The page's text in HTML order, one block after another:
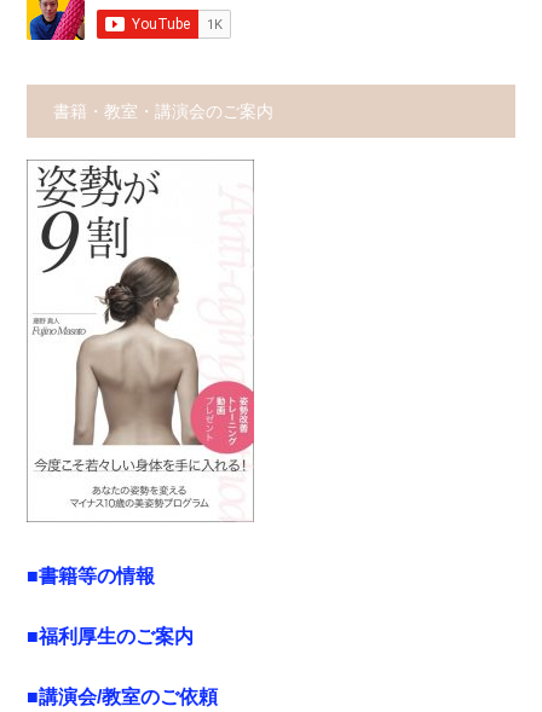
書籍・教室・講演会のご案内
■書籍等の情報
■福利厚生のご案内
■講演会/教室のご依頼